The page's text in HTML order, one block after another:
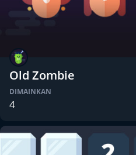
Old Zombie
DIMAINKAN
4